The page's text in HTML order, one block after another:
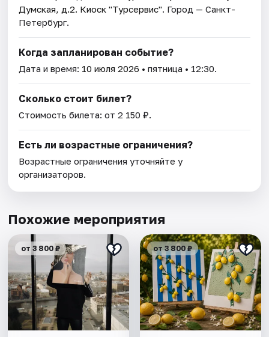
Думская, д.2. Киоск "Турсервис". Город — Санкт-
Петербург.
Когда запланирован событие?
Дата и время: 10 июля 2026 • пятница • 12:30.
Сколько стоит билет?
Стоимость билета: от 2 150 ₽.
Есть ли возрастные ограничения?
Возрастные ограничения уточняйте у
организаторов.
Похожие мероприятия
от 3 800 ₽ от 3 800 ₽